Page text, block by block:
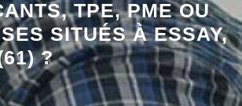
TPE, PME OU
SITUÉS À ESSAY,
?